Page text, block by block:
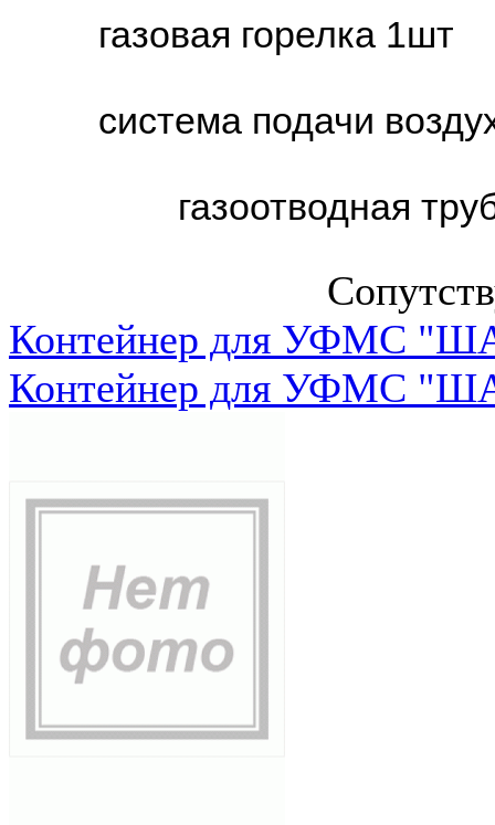
газовая горелка 1шт
система подачи
газоотводная
Контейнер для УФМС
Контейнер для УФМС